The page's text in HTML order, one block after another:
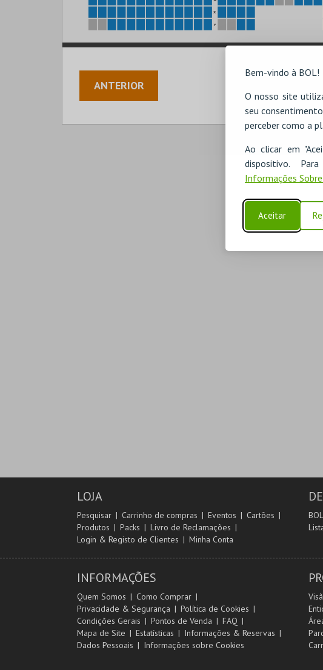
Bem-vindo à BOL!
O nosso site
seu
perceber como a
Ao clicar em
dispositivo.
Informações
Aceitar
X
Y
ANTERIOR
LOJA
Pesquisar Carrinho de compras Eventos
Cartões
Produtos
Packs
Livro de Reclamações
Login & Registo de Clientes
Minha Conta
INFORMAÇÕES
Quem Somos
Como Comprar
Privacidade & Segurança
Política de Cookies
Condições Gerais
Pontos de Venda
FAQ
Mapa de Site
Estatísticas
Informações & Reservas
Dados Pessoais
Informações sobre Cookies